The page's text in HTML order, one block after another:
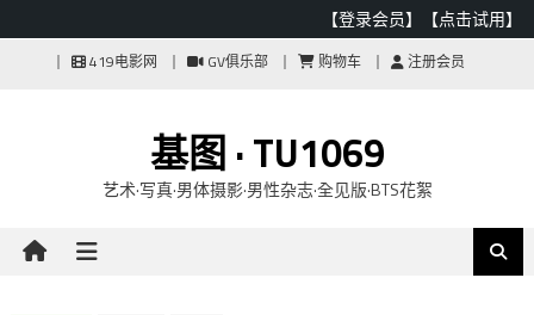
【登录会员】 【点击试用】
419电影网 GV俱乐部 购物车 注册会员
基图 · TU1069
艺术·写真·男体摄影·男性杂志·全见版·BTS花絮